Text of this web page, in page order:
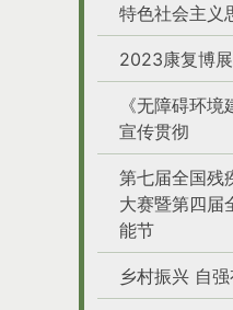
特色社会主义
2023康复博
《无障碍环
宣传贯彻
第七届全国残
大赛暨第四届
能节
乡村振兴 自